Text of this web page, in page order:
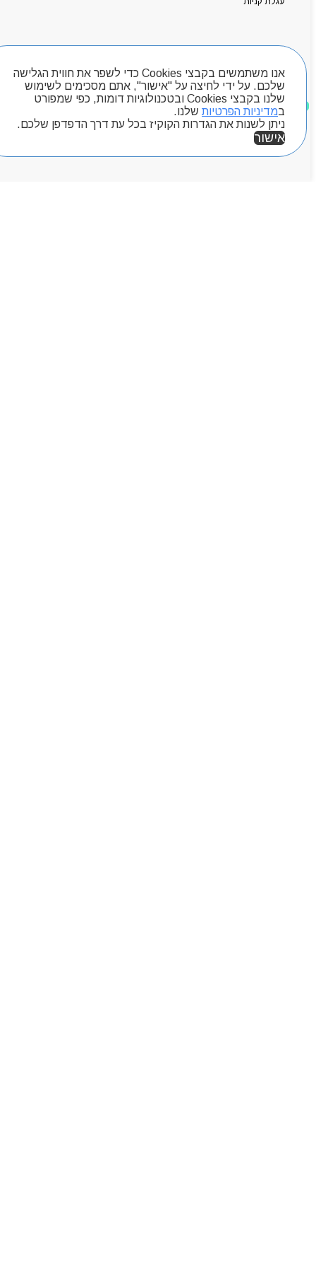
אנו משתמשים בקבצי Cookies כדי לשפר את חווית הגלישה
שלכם. על ידי לחיצה על "אישור", אתם מסכימים לשימוש
שלנו בקבצי Cookies ובטכנולוגיות דומות, כפי שמפורט
במדיניות הפרטיות שלנו.
ניתן לשנות את הגדרות הקוקיז בכל עת דרך הדפדפן שלכם.
אישור
חיפוש מוצרים
מוצרים שאהבתי
Byou